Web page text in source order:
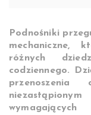
Podnośniki
mechaniczne,
różnych
codziennego.